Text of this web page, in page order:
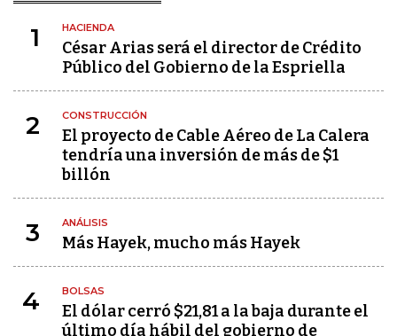
1 HACIENDA
César Arias será el director de Crédito
Público del Gobierno de la Espriella
2 CONSTRUCCIÓN
El proyecto de Cable Aéreo de La Calera
tendría una inversión de más de $1
billón
3 ANÁLISIS
Más Hayek, mucho más Hayek
4 BOLSAS
El dólar cerró $21,81 a la baja durante el
último día hábil del gobierno de